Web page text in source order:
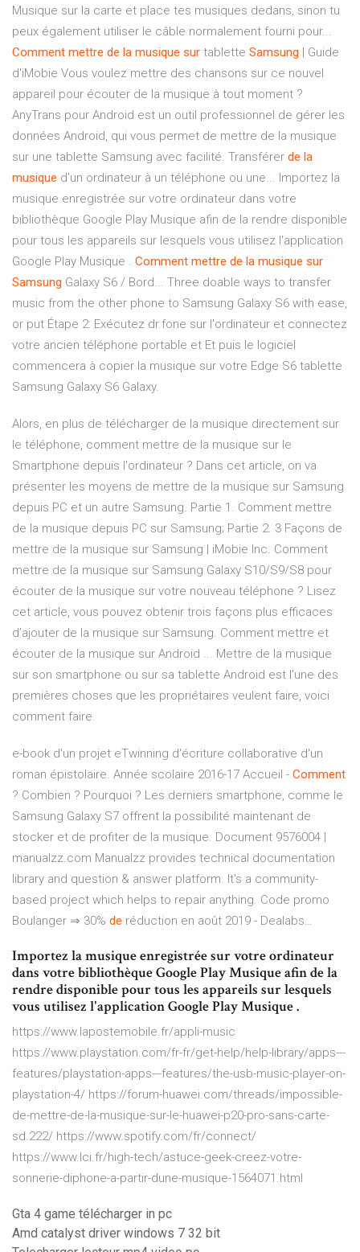
Musique sur la carte et place tes musiques dedans, sinon tu
peux également utiliser le câble normalement fourni pour...
Comment mettre de la musique sur tablette Samsung | Guide
d'iMobie Vous voulez mettre des chansons sur ce nouvel
appareil pour écouter de la musique à tout moment ?
AnyTrans pour Android est un outil professionnel de gérer les
données Android, qui vous permet de mettre de la musique
sur une tablette Samsung avec facilité. Transférer de la
musique d'un ordinateur à un téléphone ou une... Importez la
musique enregistrée sur votre ordinateur dans votre
bibliothèque Google Play Musique afin de la rendre disponible
pour tous les appareils sur lesquels vous utilisez l'application
Google Play Musique . Comment mettre de la musique sur
Samsung Galaxy S6 / Bord... Three doable ways to transfer
music from the other phone to Samsung Galaxy S6 with ease,
or put Étape 2: Exécutez dr.fone sur l'ordinateur et connectez
votre ancien téléphone portable et Et puis le logiciel
commencera à copier la musique sur votre Edge S6 tablette
Samsung Galaxy S6 Galaxy.
Alors, en plus de télécharger de la musique directement sur
le téléphone, comment mettre de la musique sur le
Smartphone depuis l'ordinateur ? Dans cet article, on va
présenter les moyens de mettre de la musique sur Samsung
depuis PC et un autre Samsung. Partie 1. Comment mettre
de la musique depuis PC sur Samsung; Partie 2. 3 Façons de
mettre de la musique sur Samsung | iMobie Inc. Comment
mettre de la musique sur Samsung Galaxy S10/S9/S8 pour
écouter de la musique sur votre nouveau téléphone ? Lisez
cet article, vous pouvez obtenir trois façons plus efficaces
d’ajouter de la musique sur Samsung. Comment mettre et
écouter de la musique sur Android ... Mettre de la musique
sur son smartphone ou sur sa tablette Android est l'une des
premières choses que les propriétaires veulent faire, voici
comment faire.
e-book d'un projet eTwinning d'écriture collaborative d'un
roman épistolaire. Année scolaire 2016-17 Accueil - Comment
? Combien ? Pourquoi ? Les derniers smartphone, comme le
Samsung Galaxy S7 offrent la possibilité maintenant de
stocker et de profiter de la musique. Document 9576004 |
manualzz.com Manualzz provides technical documentation
library and question & answer platform. It's a community-
based project which helps to repair anything. Code promo
Boulanger ⇒ 30% de réduction en août 2019 - Dealabs…
Importez la musique enregistrée sur votre ordinateur
dans votre bibliothèque Google Play Musique afin de la
rendre disponible pour tous les appareils sur lesquels
vous utilisez l'application Google Play Musique .
https://www.lapostemobile.fr/appli-music
https://www.playstation.com/fr-fr/get-help/help-library/apps---
features/playstation-apps---features/the-usb-music-player-on-
playstation-4/ https://forum-huawei.com/threads/impossible-
de-mettre-de-la-musique-sur-le-huawei-p20-pro-sans-carte-
sd.222/ https://www.spotify.com/fr/connect/
https://www.lci.fr/high-tech/astuce-geek-creez-votre-
sonnerie-diphone-a-partir-dune-musique-1564071.html
Gta 4 game télécharger in pc
Amd catalyst driver windows 7 32 bit